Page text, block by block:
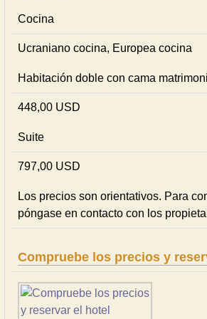
Cocina
Ucraniano cocina, Europea cocina
Habitación doble con cama
448,00 USD
Suite
797,00 USD
Los precios son orientativos. Para
póngase en contacto con los
Compruebe los precios y